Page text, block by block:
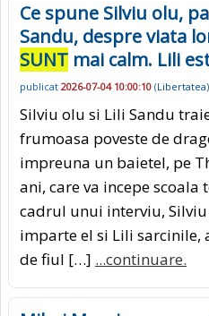
Ce spune Silviu olu,
Sandu, despre viata
SUNT mai calm. Lili
publicat 2026-07-04 10:00:10 (Libertatea)
Silviu olu si Lili Sandu
frumoasa poveste de
impreuna un baietel, pe
ani, care va incepe scoala
cadrul unui interviu,
imparte el si Lili sarcinile,
de fiul […] ...continuare.